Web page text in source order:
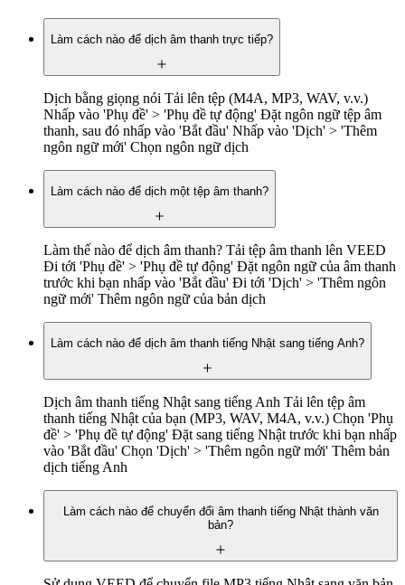
Làm cách nào để dịch âm thanh trực tiếp?
Dịch bằng giọng nói Tải lên tệp (M4A, MP3, WAV, v.v.)
Nhấp vào 'Phụ đề' > 'Phụ đề tự động' Đặt ngôn ngữ tệp âm
thanh, sau đó nhấp vào 'Bắt đầu' Nhấp vào 'Dịch' > 'Thêm
ngôn ngữ mới' Chọn ngôn ngữ dịch
Làm cách nào để dịch một tệp âm thanh?
Làm thế nào để dịch âm thanh? Tải tệp âm thanh lên VEED
Đi tới 'Phụ đề' > 'Phụ đề tự động' Đặt ngôn ngữ của âm thanh
trước khi bạn nhấp vào 'Bắt đầu' Đi tới 'Dịch' > 'Thêm ngôn
ngữ mới' Thêm ngôn ngữ của bản dịch
Làm cách nào để dịch âm thanh tiếng Nhật sang tiếng Anh?
Dịch âm thanh tiếng Nhật sang tiếng Anh Tải lên tệp âm
thanh tiếng Nhật của bạn (MP3, WAV, M4A, v.v.) Chọn 'Phụ
đề' > 'Phụ đề tự động' Đặt sang tiếng Nhật trước khi bạn nhấp
vào 'Bắt đầu' Chọn 'Dịch' > 'Thêm ngôn ngữ mới' Thêm bản
dịch tiếng Anh
Làm cách nào để chuyển đổi âm thanh tiếng Nhật thành văn
bản?